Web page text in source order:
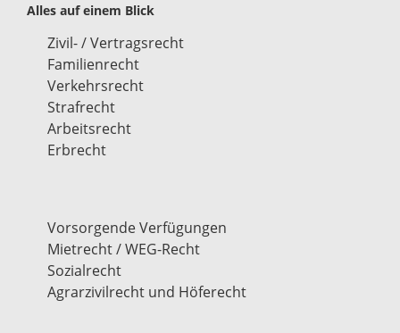
Alles auf einem Blick
Zivil- / Vertragsrecht
Familienrecht
Verkehrsrecht
Strafrecht
Arbeitsrecht
Erbrecht
Vorsorgende Verfügungen
Mietrecht / WEG-Recht
Sozialrecht
Agrarzivilrecht und Höferecht